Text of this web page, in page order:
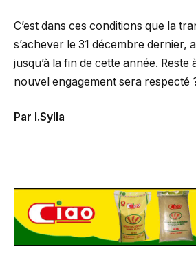
C’est dans ces conditions que la
s’achever le 31 décembre dernier,
jusqu’à la fin de cette année. Reste
nouvel engagement sera respecté
Par I.Sylla